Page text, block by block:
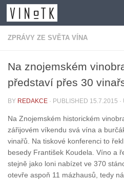
Skip to content
ZPRÁVY ZE SVĚTA VÍNA
Na znojemském
představí přes 30
BY REDAKCE · PUBLISHED 15.7.2015
Na Znojemském historickém
zářijovém víkendu svá vína a
vinařů. Na tiskové konferenci to
besedy František Koudela. Víno a
stejně jako loni nabízet ve 370
otevře aspoň 11 mázhausů, tedy